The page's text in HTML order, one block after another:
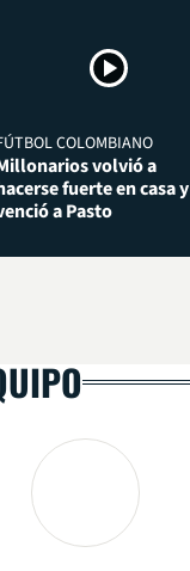
COLOMBIANO
volvió a
fuerte en casa y
a Pasto